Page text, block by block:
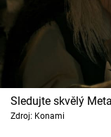
Sledujte skvělý
Zdroj: Konami